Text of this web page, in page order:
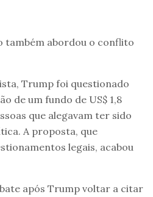
também abordou o conflito
Trump foi questionado
de um fundo de US$ 1,8
que alegavam ter sido
A proposta, que
legais, acabou
após Trump voltar a citar